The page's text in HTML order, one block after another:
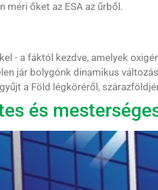
méri őket az ESA az űrből.
- a fáktól kezdve, amelyek
jár bolygónk dinamikus
a Föld légköréről,
és